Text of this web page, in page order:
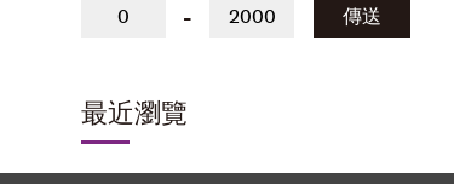
- 傳送
最近瀏覽